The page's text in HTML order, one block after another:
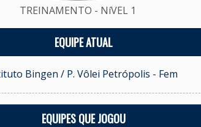
TREINAMENTO - NíVEL 1
EQUIPE ATUAL
Bingen / P. Vôlei Petrópolis - Fem
EQUIPES QUE JOGOU